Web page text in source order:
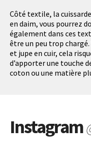
Côté textile, la
en daim, vous pourrez
également dans ces
être un peu trop chargé.
et jupe en cuir, cela
d’apporter une touche
coton ou une matière
Instagram